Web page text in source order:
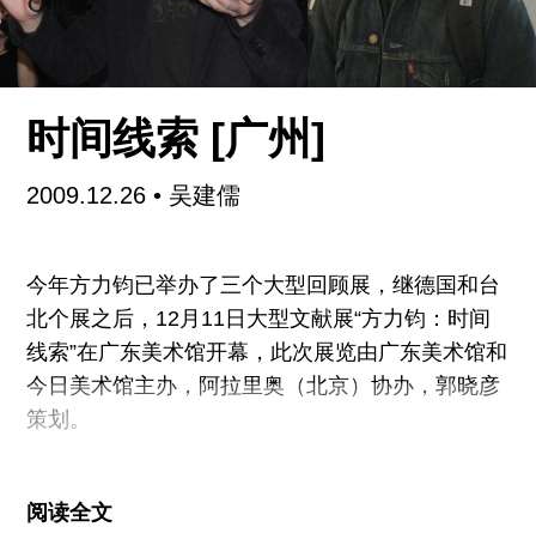
大幅摄影，一些物件装置，梅普索普的比利时拖
鞋，如史密斯的老打印机，她最喜欢的书，以及她
用宝利来拍摄的摄影。
接下来，是在Betsy Wittenborn-Miller宽敞的East
End Avenue公寓举行，参加者有Klaus
时间线索 [广州]
2009.12.26• 吴建儒
今年方力钧已举办了三个大型回顾展，继德国和台
北个展之后，12月11日大型文献展“方力钧：时间
线索”在广东美术馆开幕，此次展览由广东美术馆和
今日美术馆主办，阿拉里奥（北京）协办，郭晓彦
策划。
史、50年代后的艺术史和社会史，策划团队试图以
阅读全文